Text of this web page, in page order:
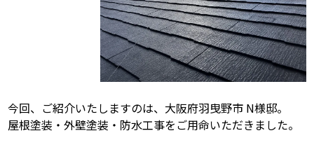
アパート・マンション修繕
見積もりシミュレーション
今回、ご紹介いたしますのは、大阪府羽曳野市 N様邸。
屋根塗装・外壁塗装・防水工事をご用命いただきました。